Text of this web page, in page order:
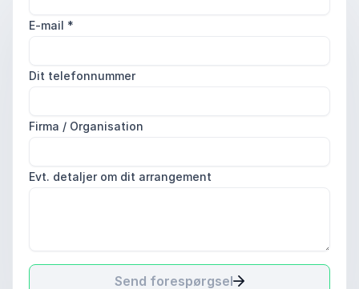
E-mail *
Dit telefonnummer
Firma / Organisation
Evt. detaljer om dit arrangement
Send forespørgsel